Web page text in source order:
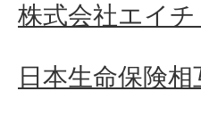
株式会社エイ
日本生命保険